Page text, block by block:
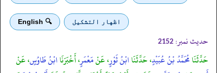
اظهار التشكيل 🔍 English
حدیث نمبر: 2152
حَدَّثَنَامُحَمَّدُ بْنُ عُبَيْدٍ، حَدَّثَنَاابْنُ ثَوْرٍ، عَنْمَعْمَرٍ، أَخْبَرَنَاابْنُ طَاوُسٍ، عَنْ